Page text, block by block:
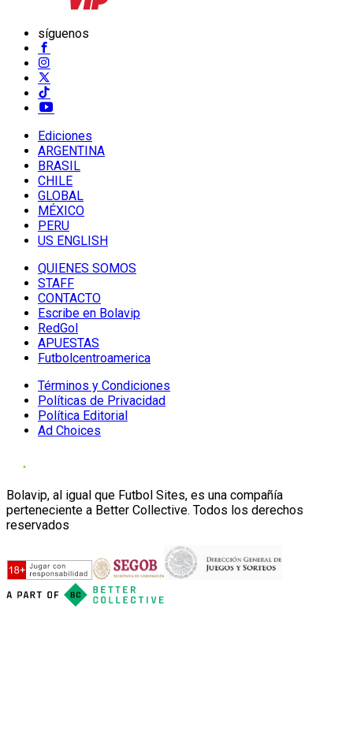
síguenos
Ediciones
ARGENTINA
BRASIL
CHILE
GLOBAL
MÉXICO
PERU
US ENGLISH
QUIENES SOMOS
STAFF
CONTACTO
Escribe en Bolavip
RedGol
APUESTAS
Futbolcentroamerica
Términos y Condiciones
Políticas de Privacidad
Política Editorial
Ad Choices
Bolavip, al igual que Futbol Sites, es una compañía
perteneciente a Better Collective. Todos los derechos
reservados